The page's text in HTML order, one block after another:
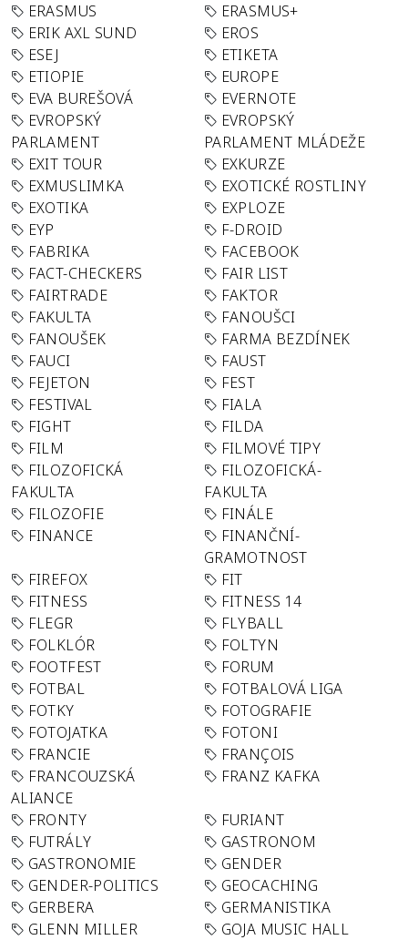
ERASMUS
ERASMUS+
ERIK AXL SUND
EROS
ESEJ
ETIKETA
ETIOPIE
EUROPE
EVA BUREŠOVÁ
EVERNOTE
EVROPSKÝ
PARLAMENT
EVROPSKÝ
PARLAMENT MLÁDEŽE
EXIT TOUR
EXKURZE
EXMUSLIMKA
EXOTICKÉ ROSTLINY
EXOTIKA
EXPLOZE
EYP
F-DROID
FABRIKA
FACEBOOK
FACT-CHECKERS
FAIR LIST
FAIRTRADE
FAKTOR
FAKULTA
FANOUŠCI
FANOUŠEK
FARMA BEZDÍNEK
FAUCI
FAUST
FEJETON
FEST
FESTIVAL
FIALA
FIGHT
FILDA
FILM
FILMOVÉ TIPY
FILOZOFICKÁ
FAKULTA
FILOZOFICKÁ-
FAKULTA
FILOZOFIE
FINÁLE
FINANCE
FINANČNÍ-
GRAMOTNOST
FIREFOX
FIT
FITNESS
FITNESS 14
FLEGR
FLYBALL
FOLKLÓR
FOLTYN
FOOTFEST
FORUM
FOTBAL
FOTBALOVÁ LIGA
FOTKY
FOTOGRAFIE
FOTOJATKA
FOTONI
FRANCIE
FRANÇOIS
FRANCOUZSKÁ
ALIANCE
FRANZ KAFKA
FRONTY
FURIANT
FUTRÁLY
GASTRONOM
GASTRONOMIE
GENDER
GENDER-POLITICS
GEOCACHING
GERBERA
GERMANISTIKA
GLENN MILLER
GOJA MUSIC HALL